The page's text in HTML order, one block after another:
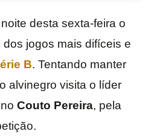
desta sexta-feira o
jogos mais difíceis e
B. Tentando manter
alvinegro visita o líder
Couto Pereira, pela